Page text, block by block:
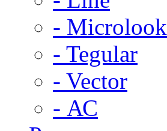
- Microlook
- Tegular
- Vector
- АС